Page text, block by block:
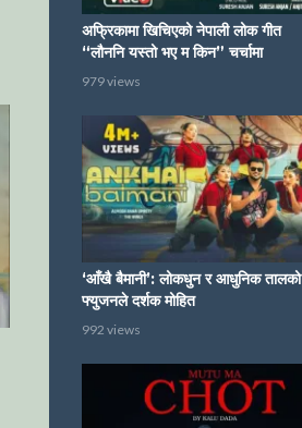
अफ्रिकामा खिचिएको नेपाली लोक गीत
“लौननि यस्तो भए म किन” चर्चामा
979 views
‘आँखै बैमानी’: लोकधुन र आधुनिक तालको
फ्युजनले दर्शक मोहित
992 views